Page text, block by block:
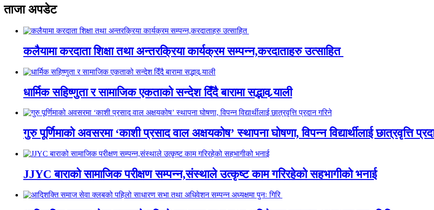
ताजा अपडेट
कलैयामा करदाता शिक्षा तथा अन्तरक्रिया कार्यक्रम सम्पन्न,करदाताहरु उत्साहित
धार्मिक सहिष्णुता र सामाजिक एकताको सन्देश दिँदै बारामा सद्भाव र्‍याली
गुरु पूर्णिमाको अवसरमा ‘काशी प्रसाद वाल अक्षयकोष’ स्थापना घोषणा, विपन्न विद्यार्थीलाई छात्रवृत्ति
JJYC बाराको सामाजिक परीक्षण सम्पन्न,संस्थाले उत्कृष्ट काम गरिरहेको सहभागीको भनाई